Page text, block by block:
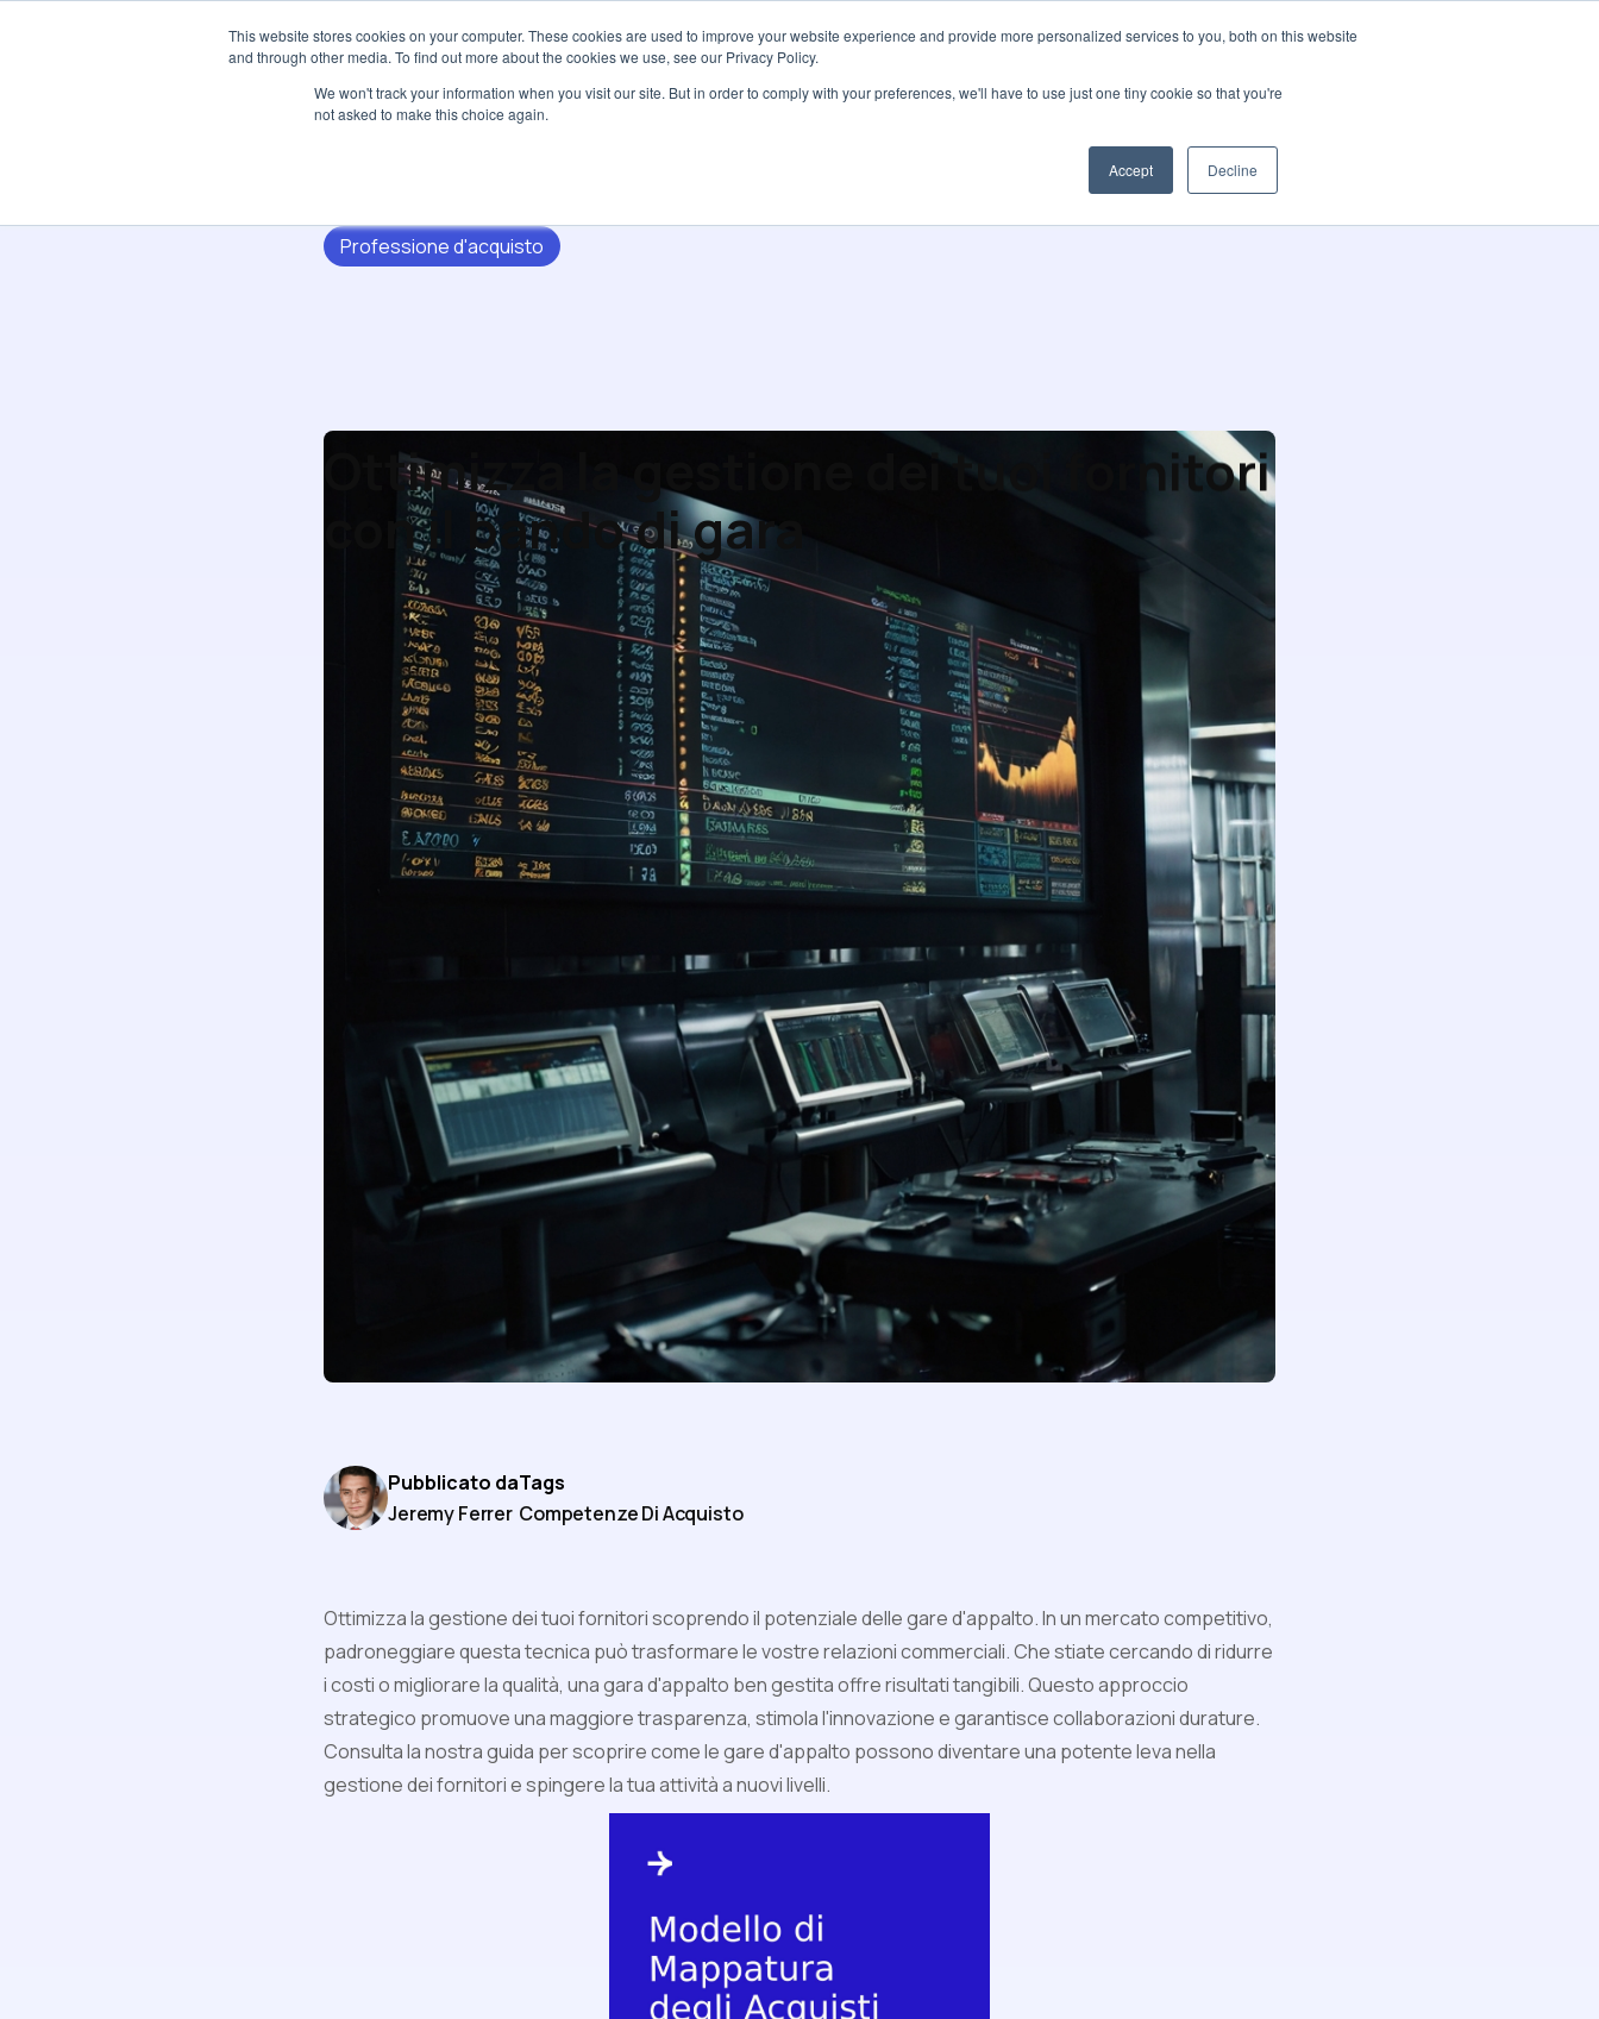
This website stores cookies on your computer. These cookies are used to improve your website experience and provide more personalized services to you, both on this website
and through other media. To find out more about the cookies we use, see our Privacy Policy.
We won't track your information when you visit our site. But in order to comply with your preferences, we'll have to use just one tiny cookie so that you're
not asked to make this choice again.
Accept Decline
Servizi Tariffe Risorse Chi siamo Blog 🌍 Lingue
Professione d'acquisto
Ottimizza la gestione dei tuoi fornitori
con il bando di gara
Pubblicato da
Jeremy Ferrer
Tags
Competenze Di Acquisto
Ottimizza la gestione dei tuoi fornitori scoprendo il potenziale delle gare d'appalto. In un mercato competitivo,
padroneggiare questa tecnica può trasformare le vostre relazioni commerciali. Che stiate cercando di ridurre
i costi o migliorare la qualità, una gara d'appalto ben gestita offre risultati tangibili. Questo approccio
strategico promuove una maggiore trasparenza, stimola l'innovazione e garantisce collaborazioni durature.
Consulta la nostra guida per scoprire come le gare d'appalto possono diventare una potente leva nella
gestione dei fornitori e spingere la tua attività a nuovi livelli.